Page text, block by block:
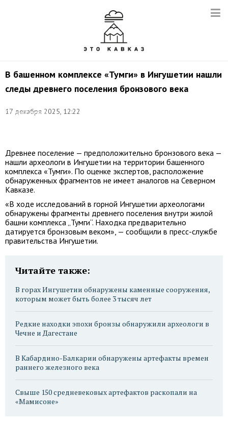
В башенном комплексе «Тумги» в Ингушетии нашли
следы древнего поселения бронзового века
17 декабря 2025, 12:22
Правительство
Древнее поселение — предположительно бронзового века —
нашли археологи в Ингушетии на территории башенного
комплекса «Тумги». По оценке экспертов, расположение
обнаруженных фрагментов не имеет аналогов на Северном
Кавказе.
«В ходе исследований в горной Ингушетии археологами
обнаружены фрагменты древнего поселения внутри жилой
башни комплекса „Тумги“. Находка предварительно
датируется бронзовым веком», — сообщили в пресс-службе
правительства Ингушетии.
Читайте также:
В горах Ингушетии обнаружены каменные сооружения,
которым может быть более 3 тысяч лет
Редкие находки эпохи бронзы обнаружили археологи в
Чечне и Дагестане
В Кабардино-Балкарии обнаружены артефакты времен
раннего железного века
Свыше 150 средневековых артефактов раскопали на
«Мамисоне»